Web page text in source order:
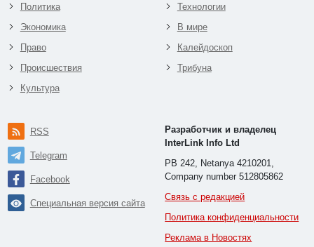
Политика
Экономика
Право
Происшествия
Культура
Технологии
В мире
Калейдоскоп
Трибуна
RSS
Telegram
Facebook
Специальная версия сайта
Разработчик и владелец
InterLink Info Ltd
PB 242, Netanya 4210201,
Company number 512805862
Связь с редакцией
Политика конфиденциальности
Реклама в Новостях